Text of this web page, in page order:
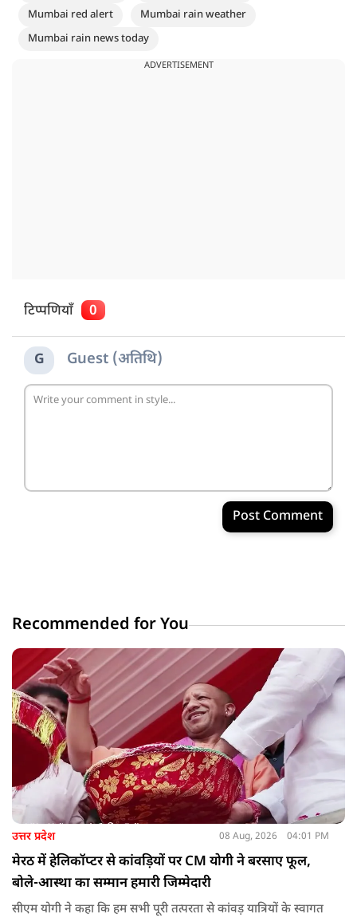
Mumbai red alert
Mumbai rain weather
Mumbai rain news today
ADVERTISEMENT
टिप्पणियाँ 0
G Guest (अतिथि)
Post Comment
Recommended for You
उत्तर प्रदेश 08 Aug, 2026 04:01 PM
मेरठ में हेलिकॉप्टर से कांवड़ियों पर CM योगी ने बरसाए फूल,
बोले-आस्था का सम्मान हमारी जिम्मेदारी
सीएम योगी ने कहा कि हम सभी पूरी तत्परता से कांवड़ यात्रियों के स्वागत